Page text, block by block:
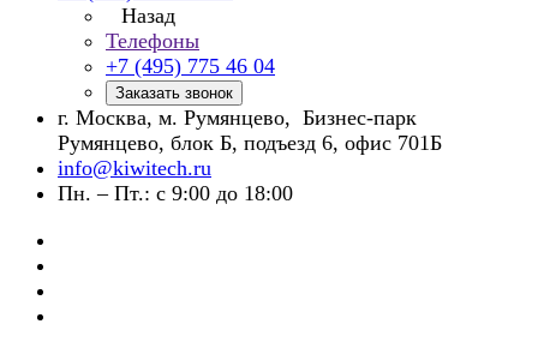
Назад
Телефоны
+7 (495) 775 46 04
Заказать звонок
г. Москва, м. Румянцево, Бизнес-парк
Румянцево, блок Б, подъезд 6, офис 701Б
info@kiwitech.ru
Пн. – Пт.: с 9:00 до 18:00